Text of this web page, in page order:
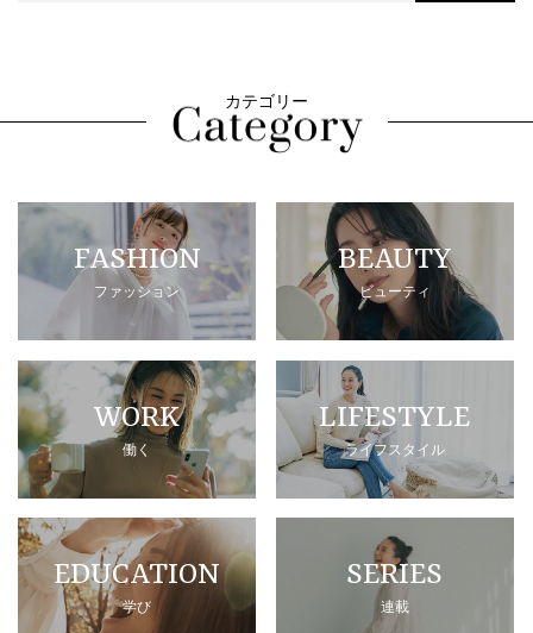
カテゴリー
FASHION
ファッション
BEAUTY
ビューティ
WORK
働く
LIFESTYLE
ライフスタイル
EDUCATION
学び
SERIES
連載